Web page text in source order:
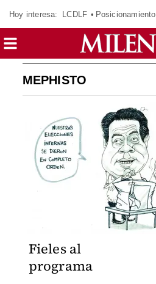
Hoy interesa: LCDLF Posicionamiento
MEPHISTO
Fieles al
programa